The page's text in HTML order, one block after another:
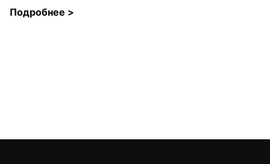
Подробнее >